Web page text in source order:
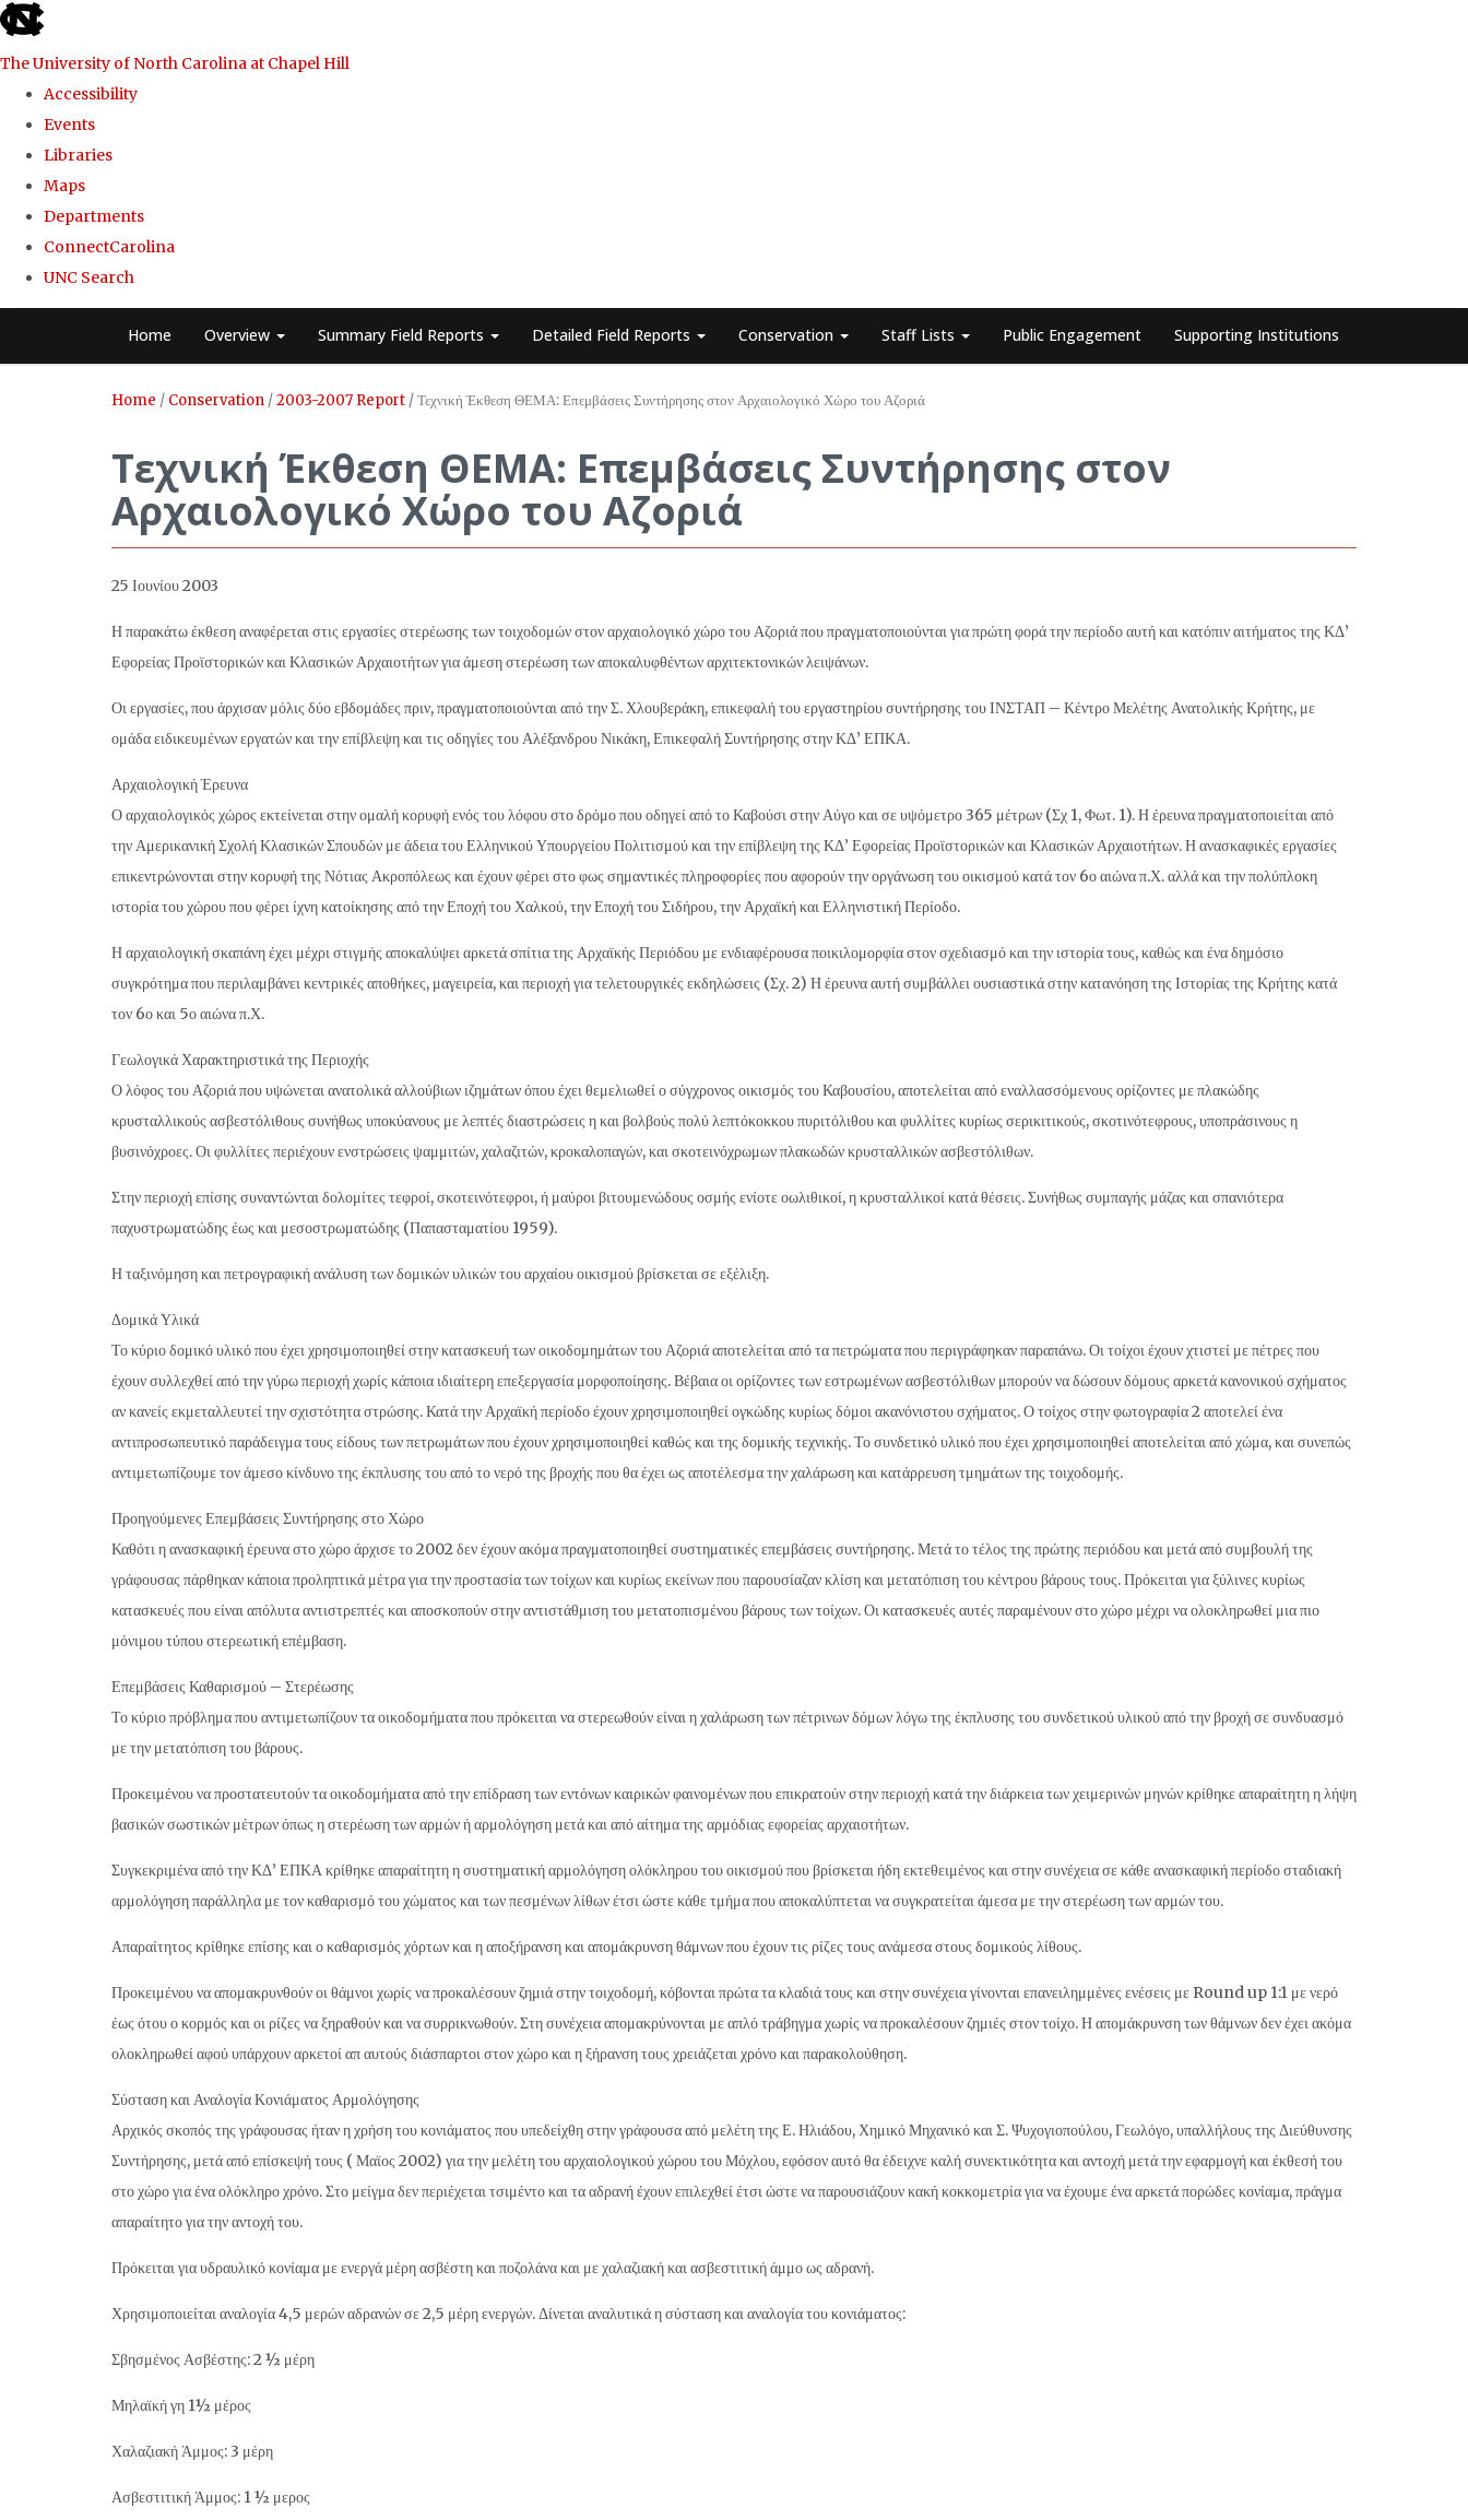
skip
the
global
The University of North Carolina at Chapel Hill
Accessibility
Events
Libraries
Maps
Departments
ConnectCarolina
UNC Search
Home Overview Summary Field Reports Detailed Field Reports Conservation Staff Lists Public Engagement Supporting Institutions
Home / Conservation /2003-2007 Report /Τεχνική Έκθεση ΘΕΜΑ: Επεμβάσεις Συντήρησης στον Αρχαιολογικό Χώρο του Αζοριά
Τεχνική Έκθεση ΘΕΜΑ: Επεμβάσεις Συντήρησης στον
Αρχαιολογικό Χώρο του Αζοριά
25 Ιουνίου 2003
Η παρακάτω έκθεση αναφέρεται στις εργασίες στερέωσης των τοιχοδομών στον αρχαιολογικό χώρο του Αζοριά που πραγματοποιούνται για πρώτη φορά την περίοδο αυτή και κατόπιν αιτήματος της ΚΔ’
Εφορείας Προϊστορικών και Κλασικών Αρχαιοτήτων για άμεση στερέωση των αποκαλυφθέντων αρχιτεκτονικών λειψάνων.
Οι εργασίες, που άρχισαν μόλις δύο εβδομάδες πριν, πραγματοποιούνται από την Σ. Χλουβεράκη, επικεφαλή του εργαστηρίου συντήρησης του ΙΝΣΤΑΠ – Κέντρο Μελέτης Ανατολικής Κρήτης, με
ομάδα ειδικευμένων εργατών και την επίβλεψη και τις οδηγίες του Αλέξανδρου Νικάκη, Επικεφαλή Συντήρησης στην ΚΔ’ ΕΠΚΑ.
Αρχαιολογική Έρευνα
Ο αρχαιολογικός χώρος εκτείνεται στην ομαλή κορυφή ενός του λόφου στο δρόμο που οδηγεί από το Καβούσι στην Αύγο και σε υψόμετρο 365 μέτρων (Σχ 1, Φωτ. 1). Η έρευνα πραγματοποιείται από
την Αμερικανική Σχολή Κλασικών Σπουδών με άδεια του Ελληνικού Υπουργείου Πολιτισμού και την επίβλεψη της ΚΔ’ Εφορείας Προϊστορικών και Κλασικών Αρχαιοτήτων. Η ανασκαφικές εργασίες
επικεντρώνονται στην κορυφή της Νότιας Ακροπόλεως και έχουν φέρει στο φως σημαντικές πληροφορίες που αφορούν την οργάνωση του οικισμού κατά τον 6ο αιώνα π.Χ. αλλά και την πολύπλοκη
ιστορία του χώρου που φέρει ίχνη κατοίκησης από την Εποχή του Χαλκού, την Εποχή του Σιδήρου, την Αρχαϊκή και Ελληνιστική Περίοδο.
Η αρχαιολογική σκαπάνη έχει μέχρι στιγμής αποκαλύψει αρκετά σπίτια της Αρχαϊκής Περιόδου με ενδιαφέρουσα ποικιλομορφία στον σχεδιασμό και την ιστορία τους, καθώς και ένα δημόσιο
συγκρότημα που περιλαμβάνει κεντρικές αποθήκες, μαγειρεία, και περιοχή για τελετουργικές εκδηλώσεις (Σχ. 2) Η έρευνα αυτή συμβάλλει ουσιαστικά στην κατανόηση της Ιστορίας της Κρήτης κατά
τον 6ο και 5ο αιώνα π.Χ.
Γεωλογικά Χαρακτηριστικά της Περιοχής
Ο λόφος του Αζοριά που υψώνεται ανατολικά αλλούβιων ιζημάτων όπου έχει θεμελιωθεί ο σύγχρονος οικισμός του Καβουσίου, αποτελείται από εναλλασσόμενους ορίζοντες με πλακώδης
κρυσταλλικούς ασβεστόλιθους συνήθως υποκύανους με λεπτές διαστρώσεις η και βολβούς πολύ λεπτόκοκκου πυριτόλιθου και φυλλίτες κυρίως σερικιτικούς, σκοτινότεφρους, υποπράσινους η
βυσινόχροες. Οι φυλλίτες περιέχουν ενστρώσεις ψαμμιτών, χαλαζιτών, κροκαλοπαγών, και σκοτεινόχρωμων πλακωδών κρυσταλλικών ασβεστόλιθων.
Στην περιοχή επίσης συναντώνται δολομίτες τεφροί, σκοτεινότεφροι, ή μαύροι βιτουμενώδους οσμής ενίοτε οωλιθικοί, η κρυσταλλικοί κατά θέσεις. Συνήθως συμπαγής μάζας και σπανιότερα
παχυστρωματώδης έως και μεσοστρωματώδης (Παπασταματίου 1959).
Η ταξινόμηση και πετρογραφική ανάλυση των δομικών υλικών του αρχαίου οικισμού βρίσκεται σε εξέλιξη.
Δομικά Υλικά
Το κύριο δομικό υλικό που έχει χρησιμοποιηθεί στην κατασκευή των οικοδομημάτων του Αζοριά αποτελείται από τα πετρώματα που περιγράφηκαν παραπάνω. Οι τοίχοι έχουν χτιστεί με πέτρες που
έχουν συλλεχθεί από την γύρω περιοχή χωρίς κάποια ιδιαίτερη επεξεργασία μορφοποίησης. Βέβαια οι ορίζοντες των εστρωμένων ασβεστόλιθων μπορούν να δώσουν δόμους αρκετά κανονικού σχήματος
αν κανείς εκμεταλλευτεί την σχιστότητα στρώσης. Κατά την Αρχαϊκή περίοδο έχουν χρησιμοποιηθεί ογκώδης κυρίως δόμοι ακανόνιστου σχήματος. Ο τοίχος στην φωτογραφία 2 αποτελεί ένα
αντιπροσωπευτικό παράδειγμα τους είδους των πετρωμάτων που έχουν χρησιμοποιηθεί καθώς και της δομικής τεχνικής. Το συνδετικό υλικό που έχει χρησιμοποιηθεί αποτελείται από χώμα, και συνεπώς
αντιμετωπίζουμε τον άμεσο κίνδυνο της έκπλυσης του από το νερό της βροχής που θα έχει ως αποτέλεσμα την χαλάρωση και κατάρρευση τμημάτων της τοιχοδομής.
Προηγούμενες Επεμβάσεις Συντήρησης στο Χώρο
Καθότι η ανασκαφική έρευνα στο χώρο άρχισε το 2002 δεν έχουν ακόμα πραγματοποιηθεί συστηματικές επεμβάσεις συντήρησης. Μετά το τέλος της πρώτης περιόδου και μετά από συμβουλή της
γράφουσας πάρθηκαν κάποια προληπτικά μέτρα για την προστασία των τοίχων και κυρίως εκείνων που παρουσίαζαν κλίση και μετατόπιση του κέντρου βάρους τους. Πρόκειται για ξύλινες κυρίως
κατασκευές που είναι απόλυτα αντιστρεπτές και αποσκοπούν στην αντιστάθμιση του μετατοπισμένου βάρους των τοίχων. Οι κατασκευές αυτές παραμένουν στο χώρο μέχρι να ολοκληρωθεί μια πιο
μόνιμου τύπου στερεωτική επέμβαση.
Επεμβάσεις Καθαρισμού – Στερέωσης
Το κύριο πρόβλημα που αντιμετωπίζουν τα οικοδομήματα που πρόκειται να στερεωθούν είναι η χαλάρωση των πέτρινων δόμων λόγω της έκπλυσης του συνδετικού υλικού από την βροχή σε συνδυασμό
με την μετατόπιση του βάρους.
Προκειμένου να προστατευτούν τα οικοδομήματα από την επίδραση των εντόνων καιρικών φαινομένων που επικρατούν στην περιοχή κατά την διάρκεια των χειμερινών μηνών κρίθηκε απαραίτητη η λήψη
βασικών σωστικών μέτρων όπως η στερέωση των αρμών ή αρμολόγηση μετά και από αίτημα της αρμόδιας εφορείας αρχαιοτήτων.
Συγκεκριμένα από την ΚΔ’ ΕΠΚΑ κρίθηκε απαραίτητη η συστηματική αρμολόγηση ολόκληρου του οικισμού που βρίσκεται ήδη εκτεθειμένος και στην συνέχεια σε κάθε ανασκαφική περίοδο σταδιακή
αρμολόγηση παράλληλα με τον καθαρισμό του χώματος και των πεσμένων λίθων έτσι ώστε κάθε τμήμα που αποκαλύπτεται να συγκρατείται άμεσα με την στερέωση των αρμών του.
Απαραίτητος κρίθηκε επίσης και ο καθαρισμός χόρτων και η αποξήρανση και απομάκρυνση θάμνων που έχουν τις ρίζες τους ανάμεσα στους δομικούς λίθους.
Προκειμένου να απομακρυνθούν οι θάμνοι χωρίς να προκαλέσουν ζημιά στην τοιχοδομή, κόβονται πρώτα τα κλαδιά τους και στην συνέχεια γίνονται επανειλημμένες ενέσεις με Round up 1:1 με νερό
έως ότου ο κορμός και οι ρίζες να ξηραθούν και να συρρικνωθούν. Στη συνέχεια απομακρύνονται με απλό τράβηγμα χωρίς να προκαλέσουν ζημιές στον τοίχο. Η απομάκρυνση των θάμνων δεν έχει ακόμα
ολοκληρωθεί αφού υπάρχουν αρκετοί απ αυτούς διάσπαρτοι στον χώρο και η ξήρανση τους χρειάζεται χρόνο και παρακολούθηση.
Σύσταση και Αναλογία Κονιάματος Αρμολόγησης
Αρχικός σκοπός της γράφουσας ήταν η χρήση του κονιάματος που υπεδείχθη στην γράφουσα από μελέτη της Ε. Ηλιάδου, Χημικό Μηχανικό και Σ. Ψυχογιοπούλου, Γεωλόγο, υπαλλήλους της Διεύθυνσης
Συντήρησης, μετά από επίσκεψή τους ( Μαϊος 2002) για την μελέτη του αρχαιολογικού χώρου του Μόχλου, εφόσον αυτό θα έδειχνε καλή συνεκτικότητα και αντοχή μετά την εφαρμογή και έκθεσή του
στο χώρο για ένα ολόκληρο χρόνο. Στο μείγμα δεν περιέχεται τσιμέντο και τα αδρανή έχουν επιλεχθεί έτσι ώστε να παρουσιάζουν κακή κοκκομετρία για να έχουμε ένα αρκετά πορώδες κονίαμα, πράγμα
απαραίτητο για την αντοχή του.
Πρόκειται για υδραυλικό κονίαμα με ενεργά μέρη ασβέστη και ποζολάνα και με χαλαζιακή και ασβεστιτική άμμο ως αδρανή.
Χρησιμοποιείται αναλογία 4,5 μερών αδρανών σε 2,5 μέρη ενεργών. Δίνεται αναλυτικά η σύσταση και αναλογία του κονιάματος:
Σβησμένος Ασβέστης: 2 ½ μέρη
Μηλαϊκή γη 1½ μέρος
Χαλαζιακή Άμμος: 3 μέρη
Ασβεστιτική Άμμος: 1 ½ μερος